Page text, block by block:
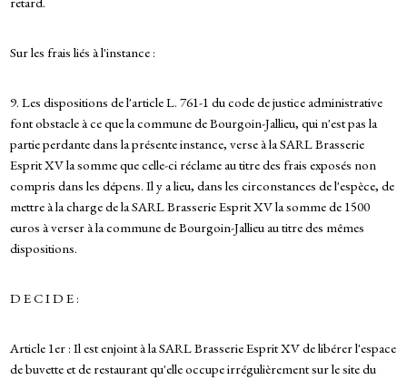
Sur les frais liés à l'instance :
9. Les dispositions de l'article L. 761-1 du code de justice administrative
font obstacle à ce que la commune de Bourgoin-Jallieu, qui n'est pas la
partie perdante dans la présente instance, verse à la SARL Brasserie
Esprit XV la somme que celle-ci réclame au titre des frais exposés non
compris dans les dépens. Il y a lieu, dans les circonstances de l'espèce, de
mettre à la charge de la SARL Brasserie Esprit XV la somme de 1500
euros à verser à la commune de Bourgoin-Jallieu au titre des mêmes
dispositions.
D E C I D E :
Article 1er : Il est enjoint à la SARL Brasserie Esprit XV de libérer l'espace
de buvette et de restaurant qu'elle occupe irrégulièrement sur le site du